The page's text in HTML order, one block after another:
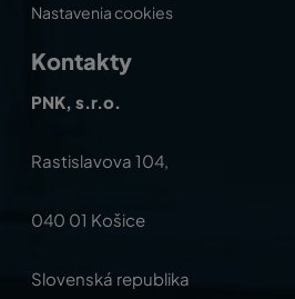
Nastavenia cookies
Kontakty
PNK, s.r.o.
Rastislavova 104,
040 01 Košice
Slovenská republika